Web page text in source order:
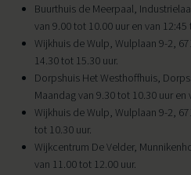
Buurthuis de Meerpaal,
van 9.00 tot 10.00 uur en van 12:45
Wijkhuis de Wulp, Wulplaan 9-2,
14.30 tot 15.30 uur.
Dorpshuis Het Westhoffhuis,
Maandag van 9.30 tot 10.30 uur en
Wijkhuis de Wulp, Wulplaan 9-2,
tot 10.30 uur.
Wijkcentrum De Velder,
van 11.00 tot 12.00 uur.